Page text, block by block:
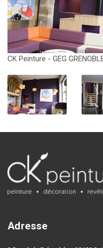
CK Peinture - GEG
Adresse